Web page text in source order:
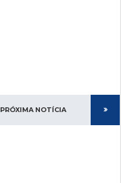
PRÓXIMA NOTÍCIA